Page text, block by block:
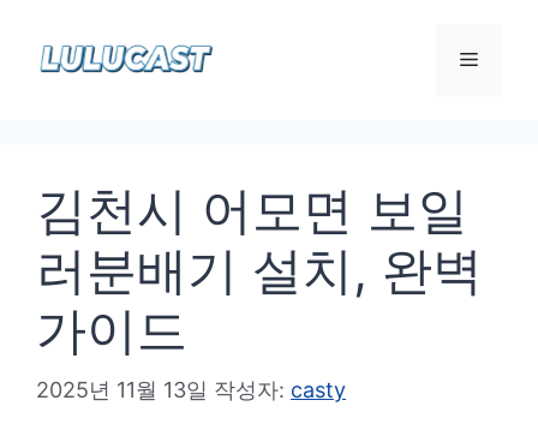
메
김천시 어모면 보일
러분배기 설치, 완벽
가이드
2025년 11월 13일 작성자: casty